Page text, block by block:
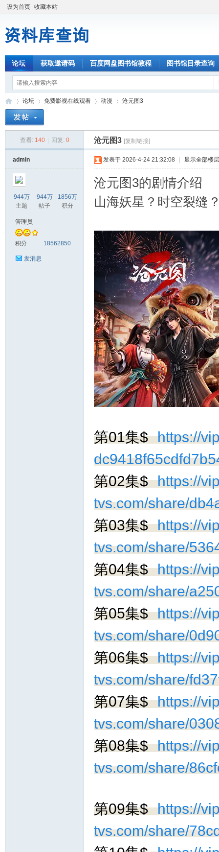
设为首页 收藏本站
论坛 获取邀请码 百度网盘图书馆教程 图书馆目录查询
论坛
›
免费影视在线观看 动漫
›
沧元图3
查看: 140 回复: 0 沧元图3 [复制链接]
admin
944万
主题
944万
帖子
1856万
积分
管理员
积分 18562850
发消息
发表于 2026-4-24 21:32:08 显示全部楼层
沧元图3的剧情介绍
山海妖星？时空裂缝
第01集$ https://
第02集$ https://
tvs.com/share/
第03集$ https://
tvs.com/share/
第04集$ https://
tvs.com/share/
第05集$ https://
tvs.com/share/
第06集$ https://
tvs.com/share/
第07集$ https://
tvs.com/share/
第08集$ https://
tvs.com/share/
第09集$ https://
tvs.com/share/